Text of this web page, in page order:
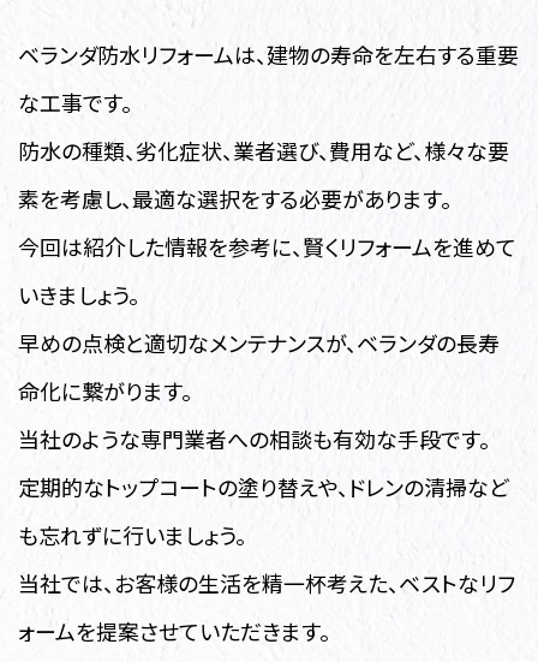
ベランダ防水リフォームは、建物の寿命を左右する重要
な工事です。
防水の種類、劣化症状、業者選び、費用など、様々な要
素を考慮し、最適な選択をする必要があります。
今回は紹介した情報を参考に、賢くリフォームを進めて
いきましょう。
早めの点検と適切なメンテナンスが、ベランダの長寿
命化に繋がります。
当社のような専門業者への相談も有効な手段です。
定期的なトップコートの塗り替えや、ドレンの清掃など
も忘れずに行いましょう。
当社では、お客様の生活を精一杯考えた、ベストなリフ
ォームを提案させていただきます。